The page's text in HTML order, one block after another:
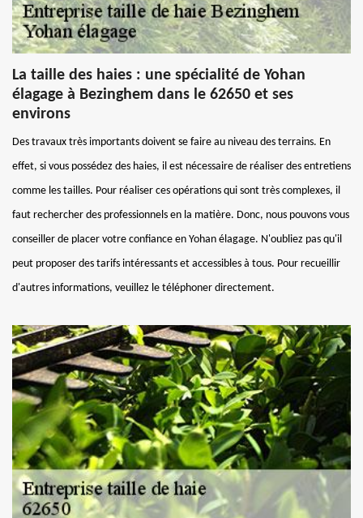
La taille des haies : une spécialité de Yohan
élagage à Bezinghem dans le 62650 et ses
environs
Des travaux très importants doivent se faire au niveau des terrains. En
effet, si vous possédez des haies, il est nécessaire de réaliser des entretiens
comme les tailles. Pour réaliser ces opérations qui sont très complexes, il
faut rechercher des professionnels en la matière. Donc, nous pouvons vous
conseiller de placer votre confiance en Yohan élagage. N'oubliez pas qu'il
peut proposer des tarifs intéressants et accessibles à tous. Pour recueillir
d'autres informations, veuillez le téléphoner directement.